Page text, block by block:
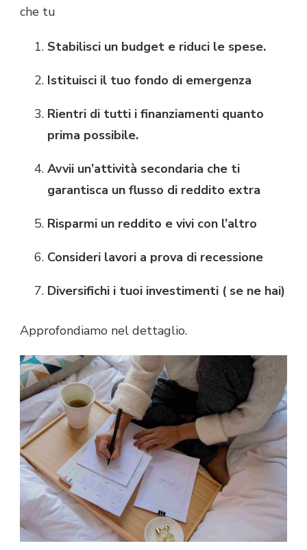
che tu
Stabilisci un budget e riduci le spese.
Istituisci il tuo fondo di emergenza
Rientri di tutti i finanziamenti quanto
prima possibile.
Avvii un’attività secondaria che ti
garantisca un flusso di reddito extra
Risparmi un reddito e vivi con l’altro
Consideri lavori a prova di recessione
Diversifichi i tuoi investimenti ( se ne hai)
Approfondiamo nel dettaglio.